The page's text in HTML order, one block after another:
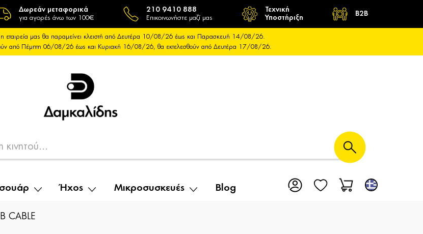
Δωρεάν μεταφορικά
για αγορές άνω των 100€
210 9410 888
Επικοινωνήστε μαζί μας
Τεχνική
Υποστήριξη
B2B
εταιρεία μας θα παραμείνει κλειστή από Δευτέρα 10/08/26 έως και Παρασκευή 14/08/26.
από Πέμπτη 06/08/26 έως και Κυριακή 16/08/26, θα εκτελεσθούν από Δευτέρα 17/08/26.
Ήχος Μικροσυσκευές Blog
CABLE